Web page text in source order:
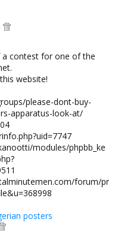
contest for one of the
website!
please-dont-buy-
apparatus-look-at/
modules/phpbb_ke
forum/pr
posters